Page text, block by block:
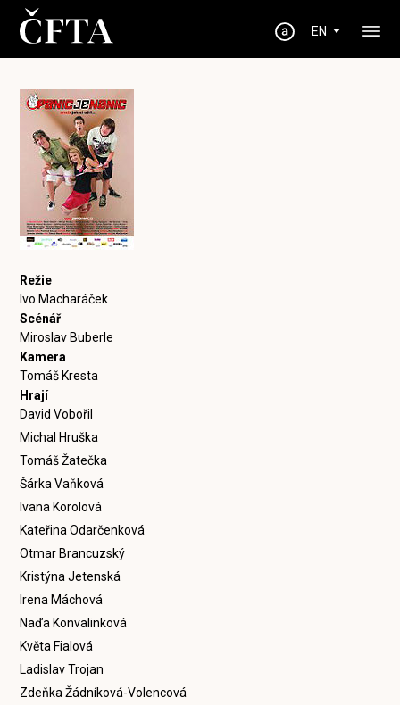
EN
Režie
Ivo Macharáček
Scénář
Miroslav Buberle
Kamera
Tomáš Kresta
Hrají
David Vobořil
Michal Hruška
Tomáš Žatečka
Šárka Vaňková
Ivana Korolová
Kateřina Odarčenková
Otmar Brancuzský
Kristýna Jetenská
Irena Máchová
Naďa Konvalinková
Květa Fialová
Ladislav Trojan
Zdeňka Žádníková-Volencová